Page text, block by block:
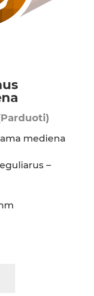
mediena
–